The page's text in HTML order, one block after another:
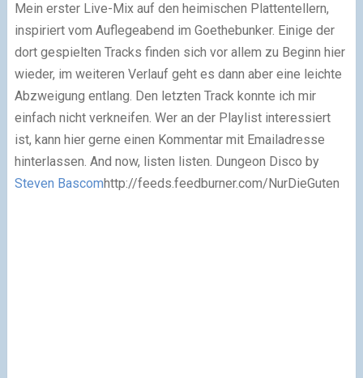
Mein erster Live-Mix auf den heimischen Plattentellern,
inspiriert vom Auflegeabend im Goethebunker. Einige der
dort gespielten Tracks finden sich vor allem zu Beginn hier
wieder, im weiteren Verlauf geht es dann aber eine leichte
Abzweigung entlang. Den letzten Track konnte ich mir
einfach nicht verkneifen. Wer an der Playlist interessiert
ist, kann hier gerne einen Kommentar mit Emailadresse
hinterlassen. And now, listen listen. Dungeon Disco by
Steven Bascomhttp://feeds.feedburner.com/NurDieGuten